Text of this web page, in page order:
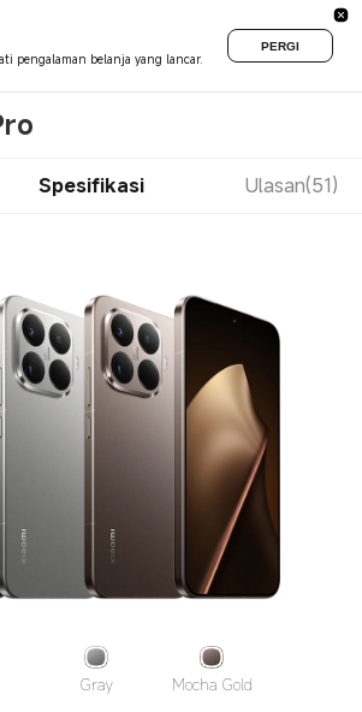
pengalaman belanja yang lancar.
PERGI
Spesifikasi Ulasan(51)
Gray Mocha Gold